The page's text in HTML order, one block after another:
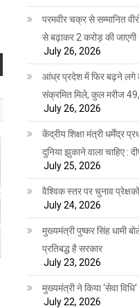
परमवीर चक्र से सम्मानित
से बढ़ाकर 2 करोड़ की जाएगी
July 26, 2026
आंध्र प्रदेश में फिर बढ़ने लगे
संक्रमित मिले, कुल मरीज 49,
July 26, 2026
केंद्रीय शिक्षा मंत्री धर्मेंद्र
दुनिया झुकाने वाला चाहिए :
July 25, 2026
वैश्विक स्तर पर चुनाव
July 24, 2026
मुख्यमंत्री पुष्कर सिंह धामी
प्रतिबद्ध है सरकार
July 23, 2026
मुख्यमंत्री ने किया ‘सेवा
July 22, 2026